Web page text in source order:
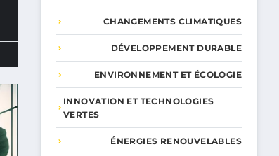
CHANGEMENTS CLIMATIQUES
DÉVELOPPEMENT DURABLE
ENVIRONNEMENT ET ÉCOLOGIE
INNOVATION ET TECHNOLOGIES
VERTES
ÉNERGIES RENOUVELABLES